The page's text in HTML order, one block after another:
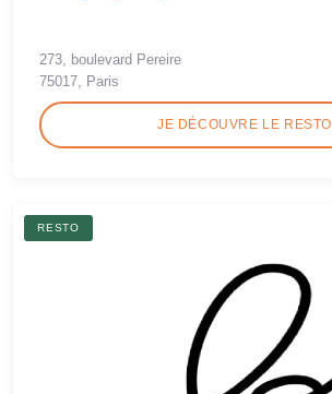
273, boulevard Pereire
75017, Paris
JE DÉCOUVRE LE RESTO
RESTO